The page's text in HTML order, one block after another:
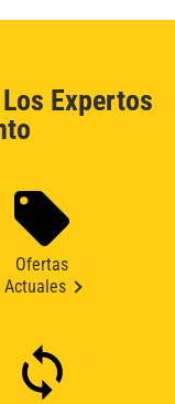
Expertos
Ofertas
Actuales